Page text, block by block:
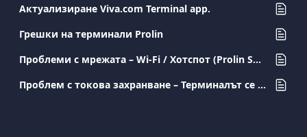
Актуализиране Viva.com Terminal app.
Грешки на терминали Prolin
Проблеми с мрежата – Wi-Fi / Хотспот (Prolin S900 / D200)
Проблем с тoкова захранване – Терминалът се изключва по време на печат